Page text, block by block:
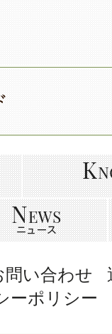
問い合わせ
ーポリシー